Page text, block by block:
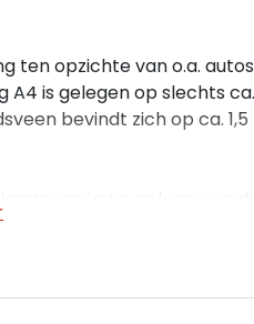
ten opzichte van o.a.
A4 is gelegen op slechts
bevindt zich op ca.